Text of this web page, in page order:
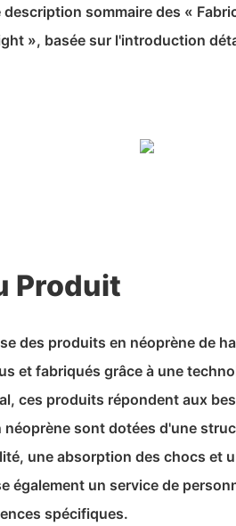
description sommaire des «
», basée sur l'introduction
Produit
des produits en néoprène de
et fabriqués grâce à une
ces produits répondent aux
néoprène sont dotées d'une
une absorption des chocs et
également un service de
spécifiques.